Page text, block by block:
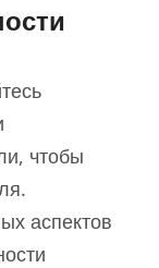
чтобы
аспектов